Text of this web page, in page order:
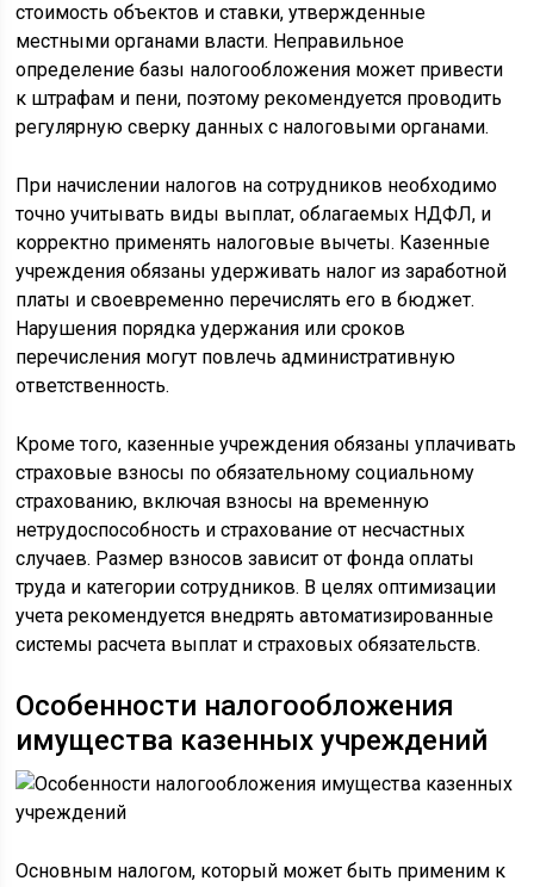
стоимость объектов и ставки, утвержденные
местными органами власти. Неправильное
определение базы налогообложения может привести
к штрафам и пени, поэтому рекомендуется проводить
регулярную сверку данных с налоговыми органами.
При начислении налогов на сотрудников необходимо
точно учитывать виды выплат, облагаемых НДФЛ, и
корректно применять налоговые вычеты. Казенные
учреждения обязаны удерживать налог из заработной
платы и своевременно перечислять его в бюджет.
Нарушения порядка удержания или сроков
перечисления могут повлечь административную
ответственность.
Кроме того, казенные учреждения обязаны уплачивать
страховые взносы по обязательному социальному
страхованию, включая взносы на временную
нетрудоспособность и страхование от несчастных
случаев. Размер взносов зависит от фонда оплаты
труда и категории сотрудников. В целях оптимизации
учета рекомендуется внедрять автоматизированные
системы расчета выплат и страховых обязательств.
Особенности налогообложения
имущества казенных учреждений
Основным налогом, который может быть применим к